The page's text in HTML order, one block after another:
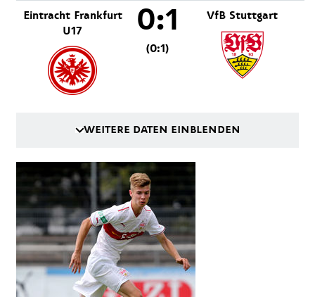
Eintracht Frankfurt
U17
VfB Stuttgart
0:1
(0:1)
WEITERE DATEN EINBLENDEN